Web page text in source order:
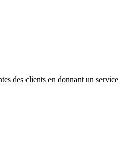
des clients en donnant un service